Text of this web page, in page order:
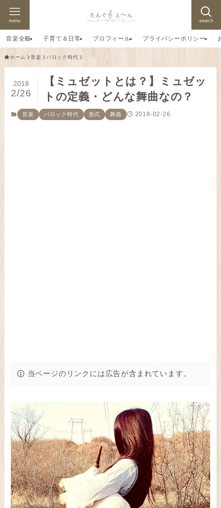
search
menu
音楽全般 子育て＆日常 プロフィール プライバシーポリシー
ホーム 音楽 バロック時代
【ミュゼットとは？】ミュゼッ
トの定義・どんな舞曲なの？
2018
2/26
音楽 バロック時代 形式 舞曲 2018-02-26
当ページのリンクには広告が含まれています。